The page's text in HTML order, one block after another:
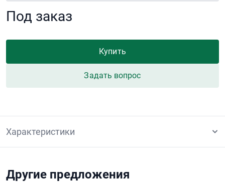
Под заказ
Купить
Задать вопрос
Характеристики
Другие предложения